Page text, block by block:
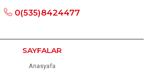
0(535)8424477
SAYFALAR
Anasyafa